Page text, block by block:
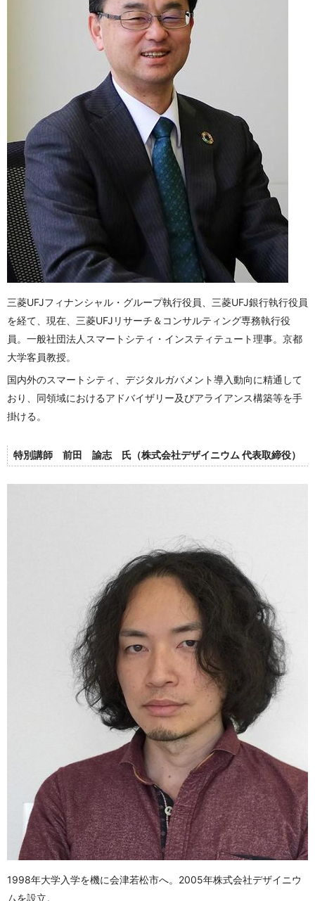
三菱UFJフィナンシャル・グループ執行役員、三菱UFJ銀行執行役員
を経て、現在、三菱UFJリサーチ＆コンサルティング専務執行役
員。一般社団法人スマートシティ・インスティテュート理事。京都
大学客員教授。
国内外のスマートシティ、デジタルガバメント導入動向に精通して
おり、同領域におけるアドバイザリー及びアライアンス構築等を手
掛ける。
特別講師 前田 諭志 氏（株式会社デザイニウム 代表取締役）
1998年大学入学を機に会津若松市へ。2005年株式会社デザイニウ
ムを設立。